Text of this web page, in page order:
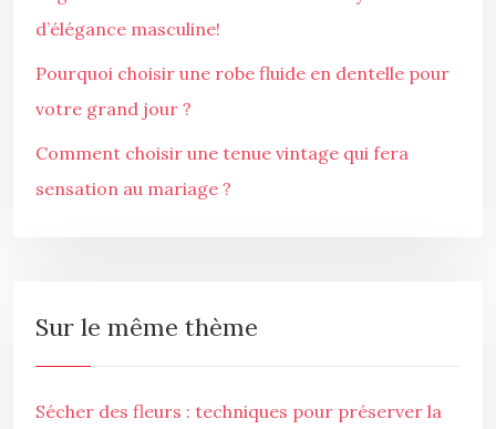
d’élégance masculine!
Pourquoi choisir une robe fluide en dentelle pour
votre grand jour ?
Comment choisir une tenue vintage qui fera
sensation au mariage ?
Sur le même thème
Sécher des fleurs : techniques pour préserver la